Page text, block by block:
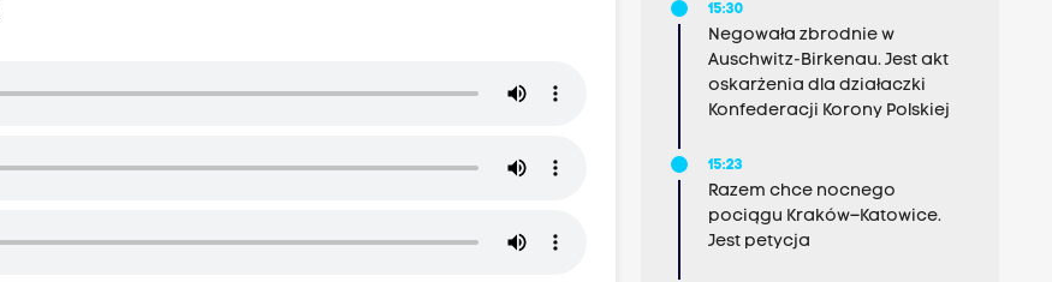
15:30
Negowała zbrodnie w
Auschwitz-Birkenau. Jest akt
oskarżenia dla działaczki
Konfederacji Korony Polskiej
15:23
Razem chce nocnego
pociągu Kraków–Katowice.
Jest petycja